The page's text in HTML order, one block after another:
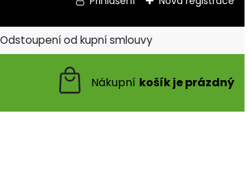
Odstoupení od kupní smlouvy